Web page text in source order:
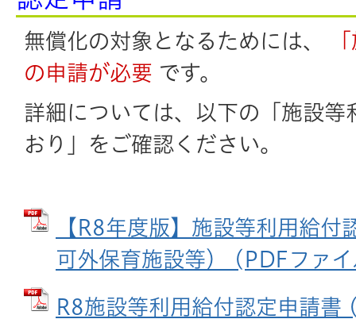
無償化の対象となるためには、
の申請が必要 です。
詳細については、以下の「施設等
おり」をご確認ください。
【R8年度版】施設等利用給付
可外保育施設等） (PDFファ
R8施設等利用給付認定申請書